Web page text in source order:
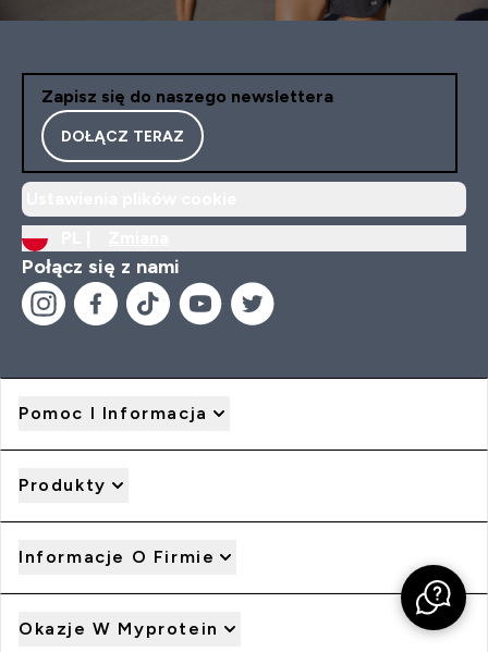
Zapisz się do naszego newslettera
DOŁĄCZ TERAZ
Połącz się z nami
Pomoc I Informacja
Produkty
Informacje O Firmie
Okazje W Myprotein